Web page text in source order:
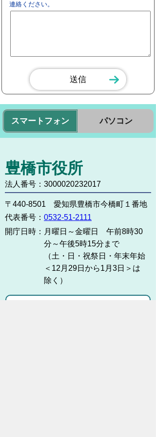
連絡ください。
スマートフォン パソコン
豊橋市役所
法人番号：3000020232017
〒440-8501 愛知県豊橋市今橋町１番地
代表番号： 0532-51-2111
開庁日時： 月曜日～金曜日 午前8時30
分～午後5時15分まで
（土・日・祝祭日・年末年始
＜12月29日から1月3日＞は
除く）